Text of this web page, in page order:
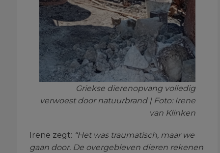
Griekse dierenopvang volledig
verwoest door natuurbrand | Foto: Irene
van Klinken
Irene zegt: “Het was traumatisch, maar we
gaan door. De overgebleven dieren rekenen